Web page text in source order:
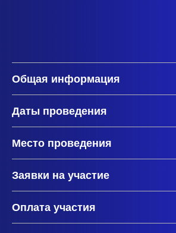
Общая информация
Даты проведения
Место проведения
Заявки на участие
Оплата участия